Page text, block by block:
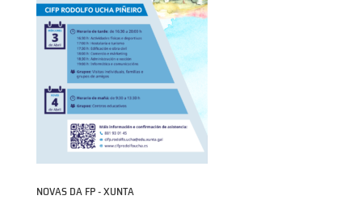
NOVAS DA FP - XUNTA